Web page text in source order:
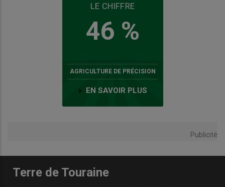
LE CHIFFRE
46 %
AGRICULTURE DE PRÉCISION
EN SAVOIR PLUS
Publicité
Terre de Touraine